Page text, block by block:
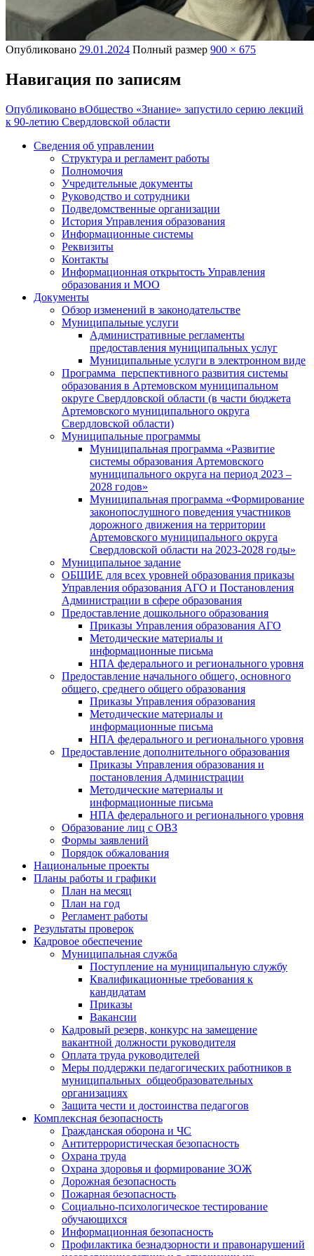
Опубликовано 29.01.2024 Полный размер 900 × 675
Навигация по записям
Опубликовано вОбщество «Знание» запустило серию лекций
к 90-летию Свердловской области
Сведения об управлении
Структура и регламент работы
Полномочия
Учредительные документы
Руководство и сотрудники
Подведомственные организации
История Управления образования
Информационные системы
Реквизиты
Контакты
Информационная открытость Управления
образования и МОО
Документы
Обзор изменений в законодательстве
Муниципальные услуги
Административные регламенты
предоставления муниципальных услуг
Муниципальные услуги в электронном виде
Программа перспективного развития системы
образования в Артемовском муниципальном
округе Свердловской области (в части бюджета
Артемовского муниципального округа
Свердловской области)
Муниципальные программы
Муниципальная программа «Развитие
системы образования Артемовского
муниципального округа на период 2023 –
2028 годов»
Муниципальная программа «Формирование
законопослушного поведения участников
дорожного движения на территории
Артемовского муниципального округа
Свердловской области на 2023-2028 годы»
Муниципальное задание
ОБЩИЕ для всех уровней образования приказы
Управления образования АГО и Постановления
Администрации в сфере образования
Предоставление дошкольного образования
Приказы Управления образования АГО
Методические материалы и
информационные письма
НПА федерального и регионального уровня
Предоставление начального общего, основного
общего, среднего общего образования
Приказы Управления образования
Методические материалы и
информационные письма
НПА федерального и регионального уровня
Предоставление дополнительного образования
Приказы Управления образования и
постановления Администрации
Методические материалы и
информационные письма
НПА федерального и регионального уровня
Образование лиц с ОВЗ
Формы заявлений
Порядок обжалования
Национальные проекты
Планы работы и графики
План на месяц
План на год
Регламент работы
Результаты проверок
Кадровое обеспечение
Муниципальная служба
Поступление на муниципальную службу
Квалификационные требования к
кандидатам
Приказы
Вакансии
Кадровый резерв, конкурс на замещение
вакантной должности руководителя
Оплата труда руководителей
Меры поддержки педагогических работников в
муниципальных общеобразовательных
организациях
Защита чести и достоинства педагогов
Комплексная безопасность
Гражданская оборона и ЧС
Антитеррористическая безопасность
Охрана труда
Охрана здоровья и формирование ЗОЖ
Дорожная безопасность
Пожарная безопасность
Социально-психологическое тестирование
обучающихся
Информационная безопасность
Профилактика безнадзорности и правонарушений